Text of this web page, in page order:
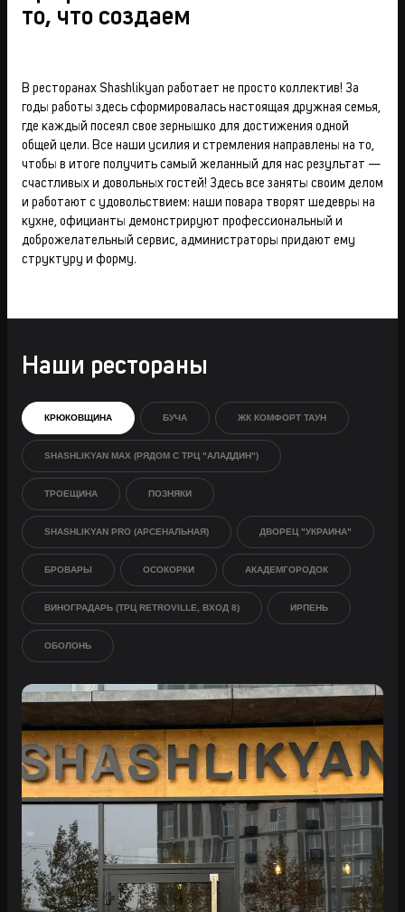
то, что создаем
В ресторанах Shashlikyan работает не просто коллектив! За
годы работы здесь сформировалась настоящая дружная семья,
где каждый посеял свое зернышко для достижения одной
общей цели. Все наши усилия и стремления направлены на то,
чтобы в итоге получить самый желанный для нас результат —
счастливых и довольных гостей! Здесь все заняты своим делом
и работают с удовольствием: наши повара творят шедевры на
кухне, официанты демонстрируют профессиональный и
доброжелательный сервис, администраторы придают ему
структуру и форму.
Наши рестораны
КРЮКОВЩИНА БУЧА ЖК КОМФОРТ ТАУН
SHASHLIKYAN MAX (РЯДОМ С ТРЦ "АЛАДДИН")
ТРОЕЩИНА ПОЗНЯКИ
SHASHLIKYAN PRO (АРСЕНАЛЬНАЯ) ДВОРЕЦ "УКРАИНА"
БРОВАРЫ ОСОКОРКИ АКАДЕМГОРОДОК
ВИНОГРАДАРЬ (ТРЦ RETROVILLE, ВХОД 8) ИРПЕНЬ
ОБОЛОНЬ